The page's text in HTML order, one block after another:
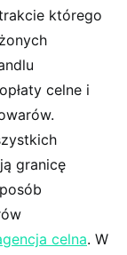
którego
celne i
granicę
celna. W